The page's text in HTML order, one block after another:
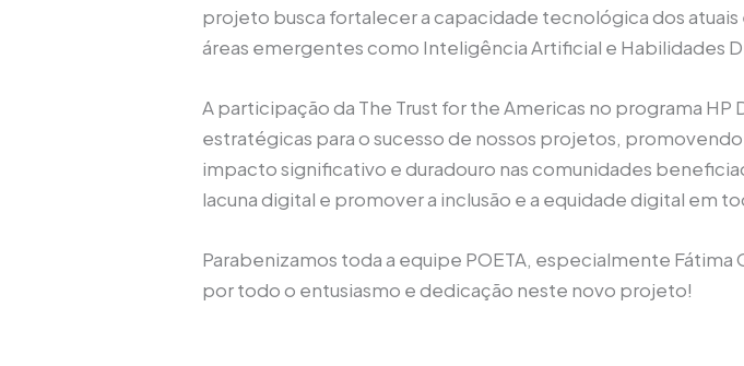
projeto busca fortalecer a capacidade tecnológica dos
áreas emergentes como Inteligência Artificial e Habilidades
A participação da The Trust for the Americas no programa
estratégicas para o sucesso de nossos projetos,
impacto significativo e duradouro nas comunidades
lacuna digital e promover a inclusão e a equidade digital em
Parabenizamos toda a equipe POETA, especialmente Fátima
por todo o entusiasmo e dedicação neste novo projeto!